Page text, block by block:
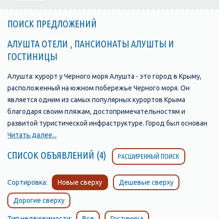
ПОИСК ПРЕДЛОЖЕНИЙ
АЛУШТА ОТЕЛИ , ПАНСИОНАТЫ АЛУШТЫ И
ГОСТИНИЦЫ
Алушта: курорт у Черного моря Алушта - это город в Крыму,
расположенный на южном побережье Черного моря. Он
является одним из самых популярных курортов Крыма
благодаря своим пляжам, достопримечательностям и
развитой туристической инфраструктуре. Город был основан
в 1837 году и с тех пор стал одним из главных туристических
центров Крыма. В Алуште находится множество отелей,
пансионатов, санаториев и гостевых домов, которые
широкий выбор услуг. Одной из главных
достопримечательностей Алушты является ее набережная,
которая протянулась на несколько километров вдоль моря и
является прекрасным местом для прогулок и отдыха. Здесь
Читать далее...
СПИСОК ОБЪЯВЛЕНИЙ (4) РАСШИРЕННЫЙ ПОИСК
Сортировка: Новые сверху Дешевые сверху
Дорогие сверху